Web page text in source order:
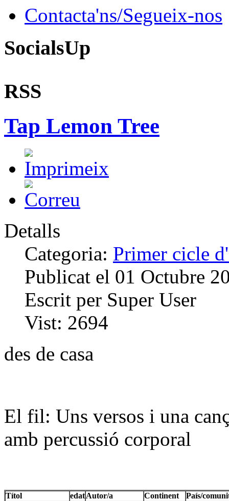
Contacta'ns/Segueix-nos
SocialsUp
RSS
Tap Lemon Tree
Detalls
Categoria: Primer cicle
Publicat el 01 Octubre
Escrit per Super User
Vist: 2694
des de casa
El fil: Uns versos i una
amb percussió corporal
Títol edatAutor/a Continent País/